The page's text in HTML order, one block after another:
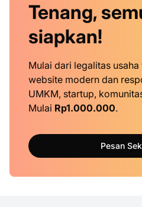
Tenang,
siapkan!
Mulai dari legalitas
website modern dan
UMKM, startup,
Mulai Rp1.000.000.
Pesan